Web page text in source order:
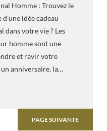
Homme : Trouvez le
idée cadeau
dans votre vie ? Les
homme sont une
et ravir votre
anniversaire, la…
PAGE SUIVANTE